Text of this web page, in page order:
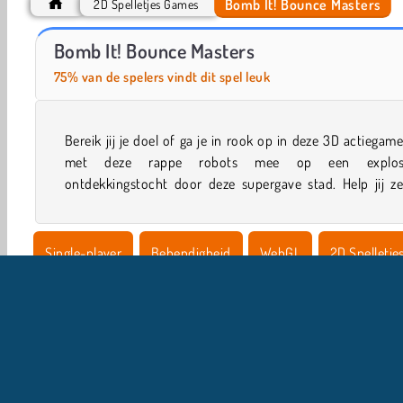
Bomb It 3
2D Spelletjes Games Bomb It! Bounce Masters
Bomb It! Bounce Masters
75% van de spelers vindt dit spel leuk
Bereik jij je doel of ga je in rook op in deze 3D
met deze rappe robots mee op een
ontdekkingstocht door deze supergave stad. Help jij
flinke afstanden af te leggen terwijl ze gebouwen
Single-player Behendigheid WebGL 2D